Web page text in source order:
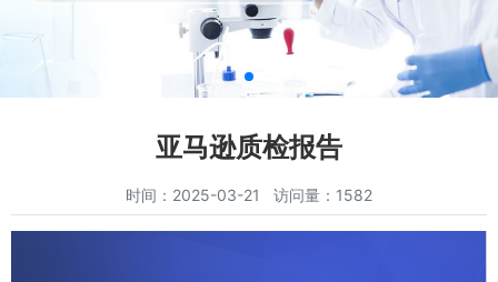
亚马逊质检报告
时间：2025-03-21 访问量：1582